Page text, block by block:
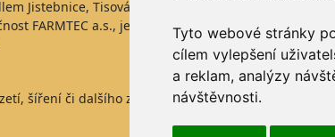
Tyto webové stránky
cílem vylepšení
a reklam, analýzy
návštěvnosti.
Jistebnice, Tisová 326, PSČ 391 33, IČO 63908522,
FARMTEC a.s., je členem koncernu AGROFERT
šíření či dalšího zpřístupňování článků a fotografií